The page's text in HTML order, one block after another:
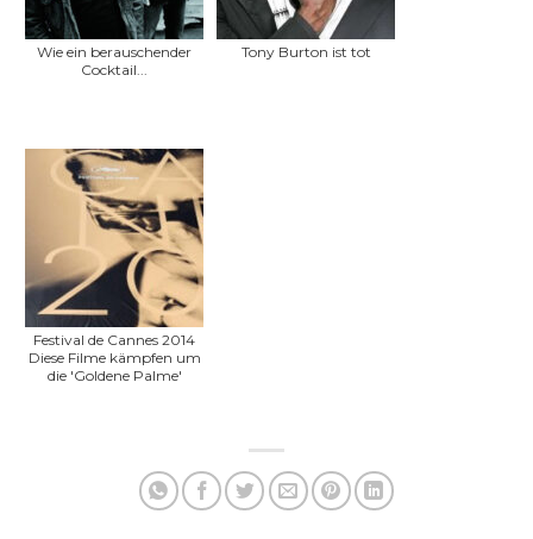
Wie ein berauschender
Cocktail...
Tony Burton ist tot
Festival de Cannes 2014
Diese Filme kämpfen um
die 'Goldene Palme'